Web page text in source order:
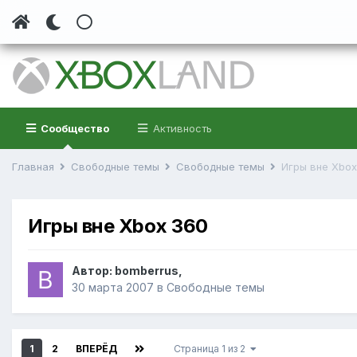
Сообщество Активность
Главная Свободные темы Свободные темы Игры вне
Игры вне Xbox 360
Автор: bomberrus
30 марта 2007 в Свободные темы
1 2 ВПЕРЁД Страница 1 из 2